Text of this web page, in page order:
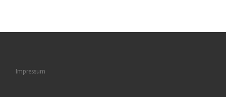
Impressum